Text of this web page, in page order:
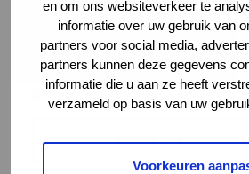
en om ons websiteverkeer te
informatie over uw gebruik van
partners voor social media,
partners kunnen deze gegevens
informatie die u aan ze heeft
verzameld op basis van uw
Voorkeuren
Transportplanner
Velp
MBO
€ 60.001 - 70.000 per jaar
Europe Medicare
Bekijk